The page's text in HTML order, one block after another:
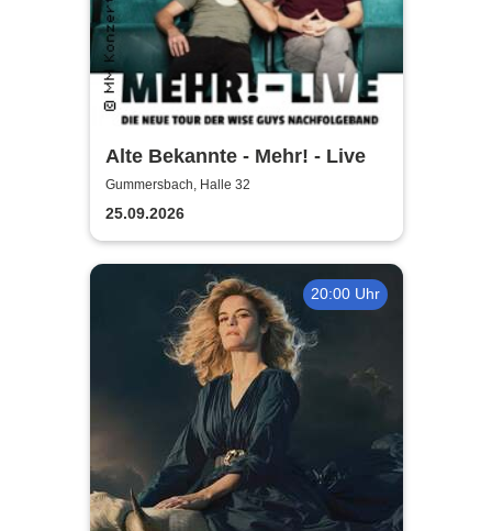
Alte Bekannte - Mehr! - Live
Gummersbach, Halle 32
25.09.2026
20:00 Uhr